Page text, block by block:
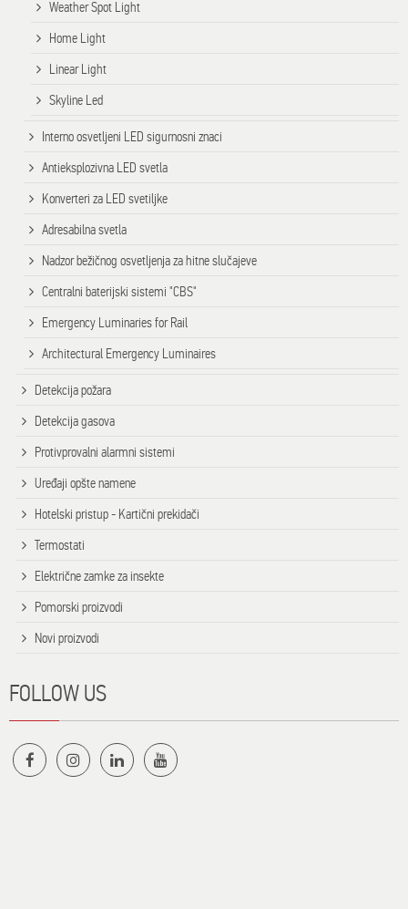
Weather Spot Light
Home Light
Linear Light
Skyline Led
Interno osvetljeni LED sigurnosni znaci
Antieksplozivna LED svetla
Konverteri za LED svetiljke
Adresabilna svetla
Nadzor bežičnog osvetljenja za hitne slučajeve
Centralni baterijski sistemi "CBS"
Emergency Luminaries for Rail
Architectural Emergency Luminaires
Detekcija požara
Detekcija gasova
Protivprovalni alarmni sistemi
Uređaji opšte namene
Hotelski pristup - Kartični prekidači
Termostati
Električne zamke za insekte
Pomorski proizvodi
Novi proizvodi
FOLLOW US